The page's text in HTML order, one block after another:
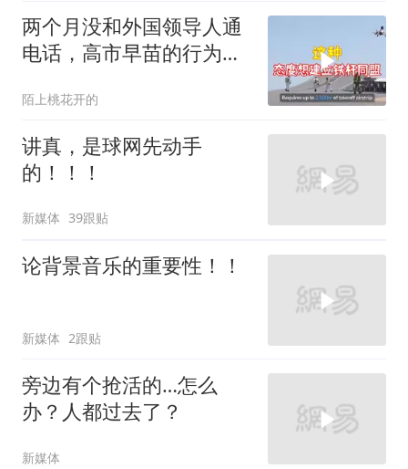
两个月没和外国领导人通
电话，高市早苗的行为让
陌上桃花开的
讲真，是球网先动手
的！！！
新媒体 39跟贴
论背景音乐的重要性！！
新媒体 2跟贴
旁边有个抢活的…怎么
办？人都过去了？
新媒体